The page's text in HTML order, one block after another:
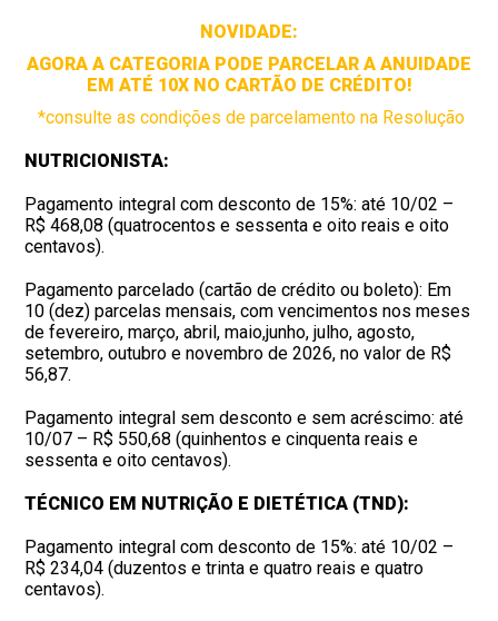
NOVIDADE:
AGORA A CATEGORIA PODE PARCELAR A ANUIDADE
EM ATÉ 10X NO CARTÃO DE CRÉDITO!
*consulte as condições de parcelamento na Resolução
NUTRICIONISTA:
Pagamento integral com desconto de 15%: até 10/02 –
R$ 468,08 (quatrocentos e sessenta e oito reais e oito
centavos).
Pagamento parcelado (cartão de crédito ou boleto): Em
10 (dez) parcelas mensais, com vencimentos nos meses
de fevereiro, março, abril, maio,junho, julho, agosto,
setembro, outubro e novembro de 2026, no valor de R$
56,87.
Pagamento integral sem desconto e sem acréscimo: até
10/07 – R$ 550,68 (quinhentos e cinquenta reais e
sessenta e oito centavos).
TÉCNICO EM NUTRIÇÃO E DIETÉTICA (TND):
Pagamento integral com desconto de 15%: até 10/02 –
R$ 234,04 (duzentos e trinta e quatro reais e quatro
centavos).